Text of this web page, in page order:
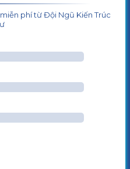
phí từ Đội Ngũ Kiến Trúc